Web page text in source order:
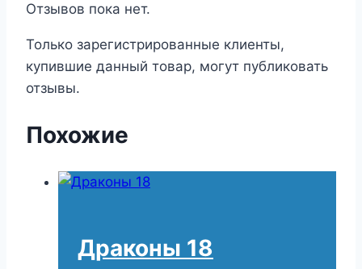
Отзывов пока нет.
Только зарегистрированные клиенты,
купившие данный товар, могут публиковать
отзывы.
Похожие
Драконы 18